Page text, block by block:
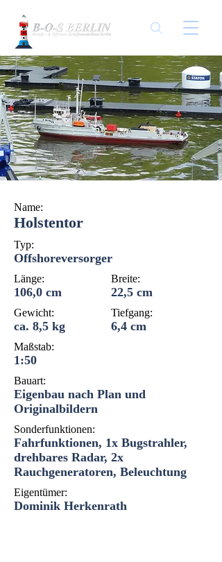
Name:
Holstentor
Typ:
Offshoreversorger
Länge: Breite:
106,0 cm 22,5 cm
Gewicht: Tiefgang:
ca. 8,5 kg 6,4 cm
Maßstab:
1:50
Bauart:
Eigenbau nach Plan und
Originalbildern
Sonderfunktionen:
Fahrfunktionen, 1x Bugstrahler,
drehbares Radar, 2x
Rauchgeneratoren, Beleuchtung
Eigentümer:
Dominik Herkenrath